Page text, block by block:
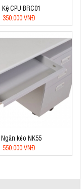
Kệ CPU BRC01
350.000 VNĐ
Ngăn kéo NK55
550.000 VNĐ